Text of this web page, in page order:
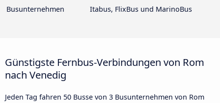
Busunternehmen
Itabus, FlixBus und MarinoBus
Günstigste Fernbus-Verbindungen von Rom
nach Venedig
Jeden Tag fahren 50 Busse von 3 Busunternehmen von Rom